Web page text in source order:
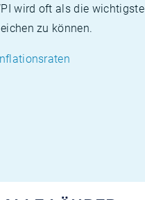
wird oft als die
zu können.